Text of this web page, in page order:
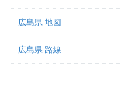
広島県 地図
広島県 路線